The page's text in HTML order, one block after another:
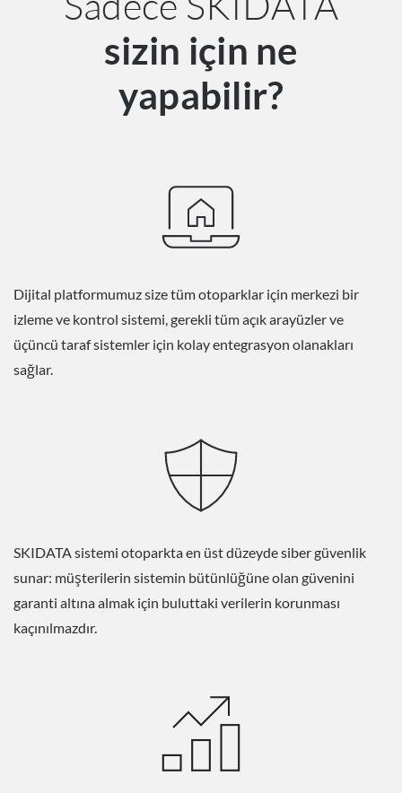
sizin için ne
yapabilir?
Dijital platformumuz size tüm otoparklar için merkezi bir
izleme ve kontrol sistemi, gerekli tüm açık arayüzler ve
üçüncü taraf sistemler için kolay entegrasyon olanakları
sağlar.
SKIDATA sistemi otoparkta en üst düzeyde siber güvenlik
sunar: müşterilerin sistemin bütünlüğüne olan güvenini
garanti altına almak için buluttaki verilerin korunması
kaçınılmazdır.